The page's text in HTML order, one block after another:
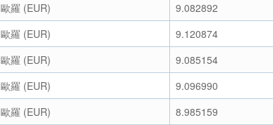
歐羅 (EUR) 9.082892
歐羅 (EUR) 9.120874
歐羅 (EUR) 9.085154
歐羅 (EUR) 9.096990
歐羅 (EUR) 8.985159